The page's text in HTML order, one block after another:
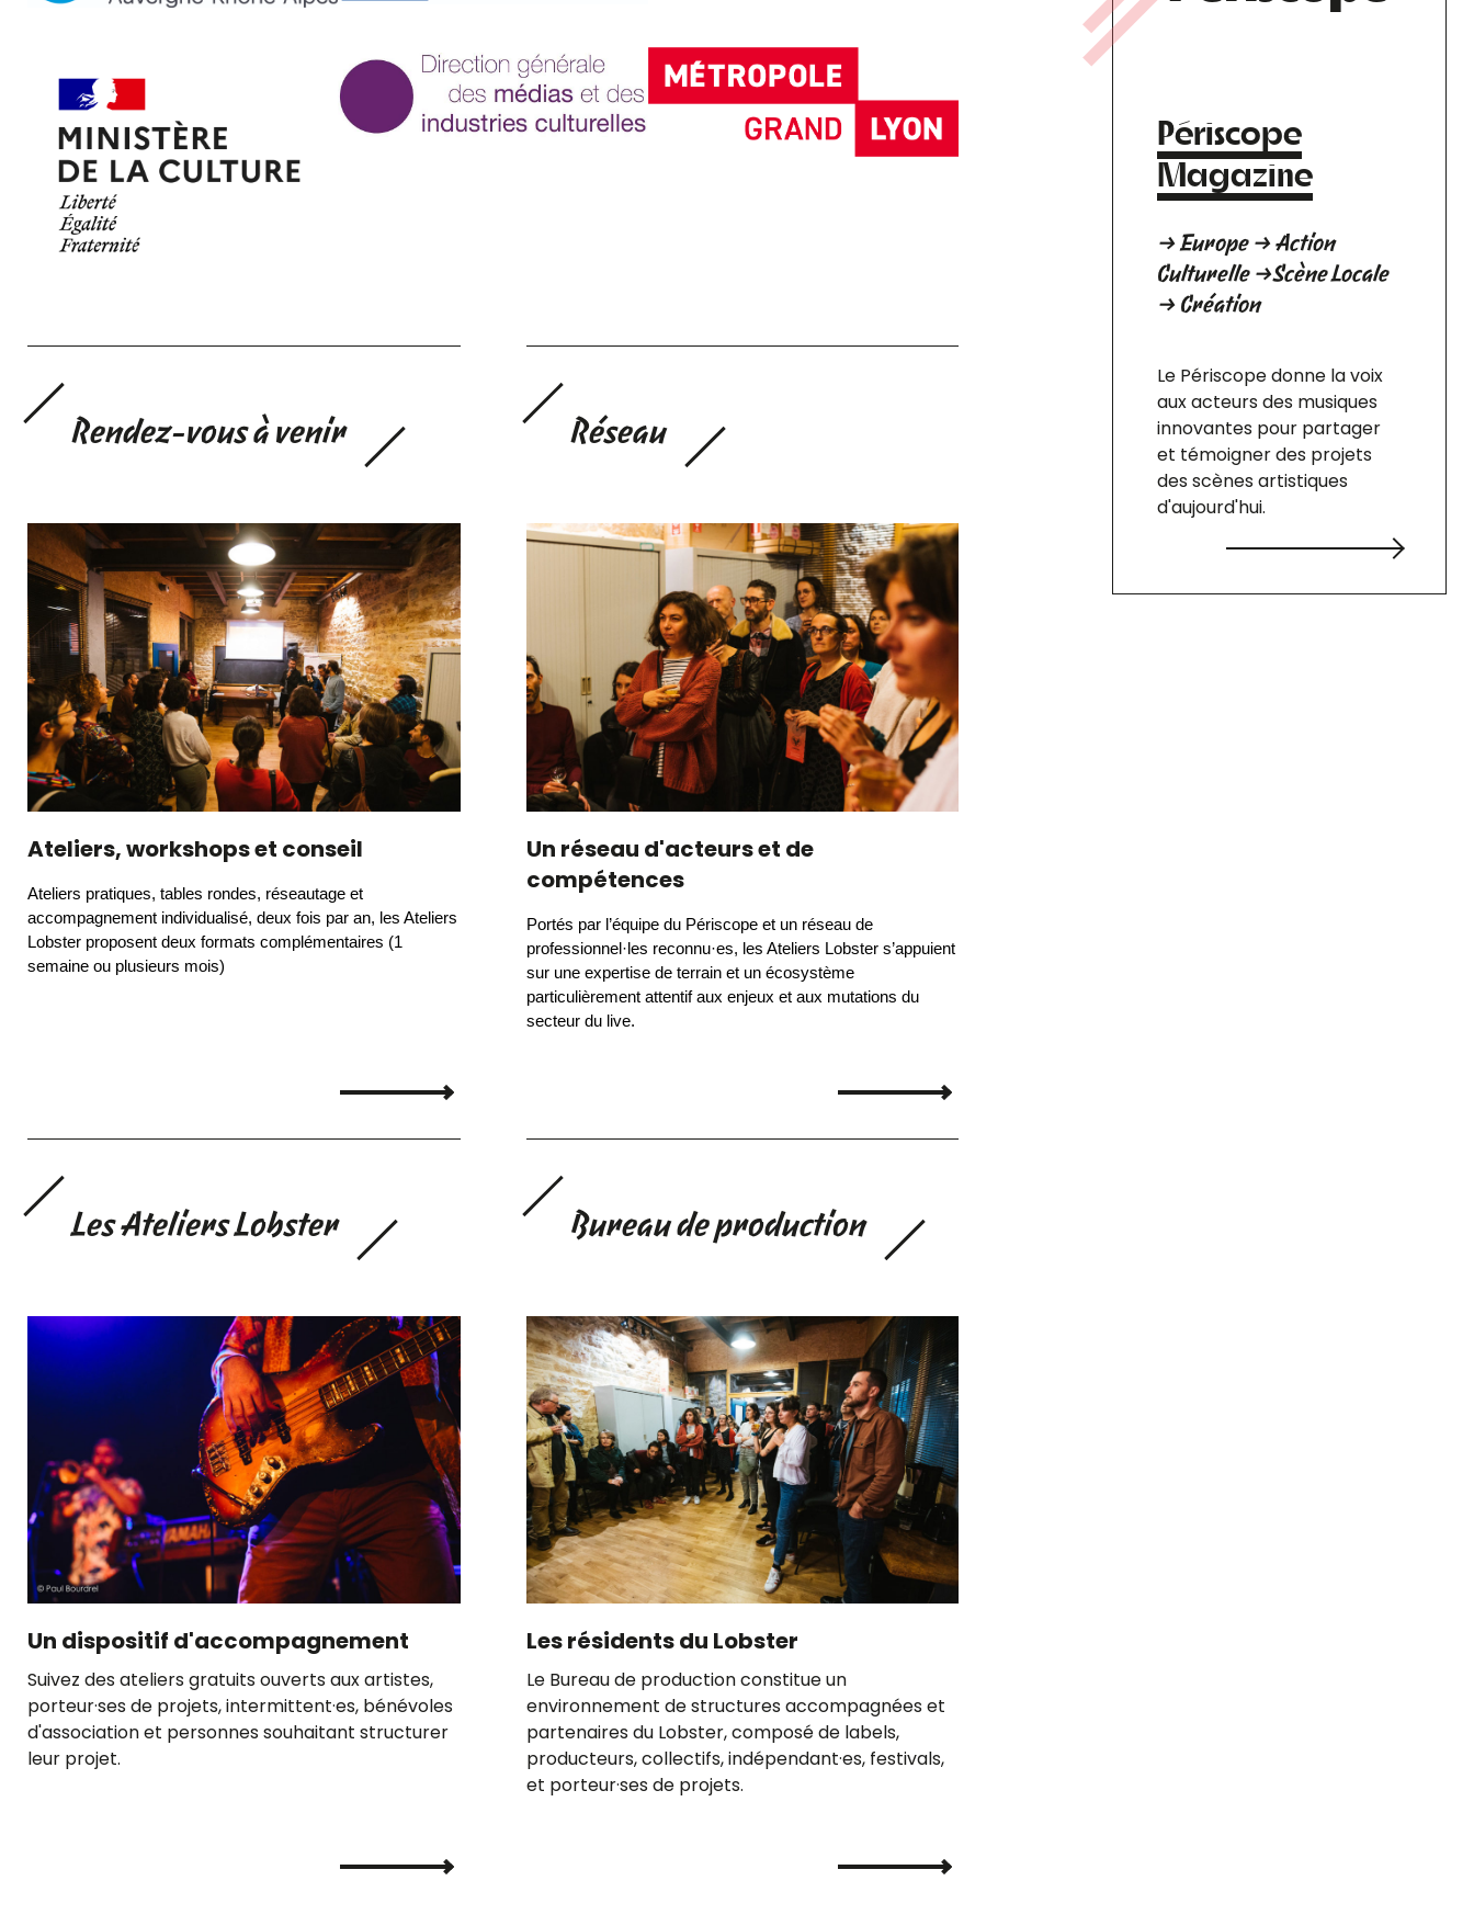
Rendez-vous à venir
Ateliers, workshops et conseil
Ateliers pratiques, tables rondes, réseautage et
accompagnement individualisé, deux fois par an, les Ateliers
Lobster proposent deux formats complémentaires (1
semaine ou plusieurs mois)
Réseau
Un réseau d'acteurs et de
compétences
Portés par l’équipe du Périscope et un réseau de
professionnel·les reconnu·es, les Ateliers Lobster s’appuient
sur une expertise de terrain et un écosystème
particulièrement attentif aux enjeux et aux mutations du
secteur du live.
Les Ateliers Lobster
Un dispositif d'accompagnement
Suivez des ateliers gratuits ouverts aux artistes,
porteur·ses de projets, intermittent·es, bénévoles
d'association et personnes souhaitant structurer
leur projet.
Bureau de production
Les résidents du Lobster
Le Bureau de production constitue un
environnement de structures accompagnées et
partenaires du Lobster, composé de labels,
producteurs, collectifs, indépendant·es, festivals,
et porteur·ses de projets.
Périscope
Magazine
→ Europe → Action
Culturelle →Scène Locale
→ Création
Le Périscope donne la voix
aux acteurs des musiques
innovantes pour partager
et témoigner des projets
des scènes artistiques
d'aujourd'hui.